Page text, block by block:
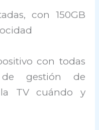
con 150GB
con todas
de gestión de
TV cuándo y